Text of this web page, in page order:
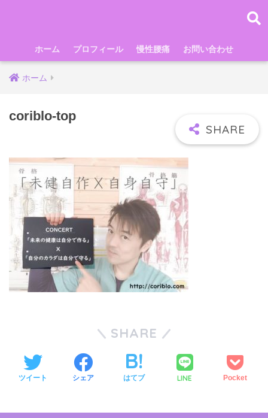
ホーム プロフィール 慢性腰痛 お問い合わせ
ホーム
coriblo-top
SHARE
ツイート シェア はてブ LINE Pocket